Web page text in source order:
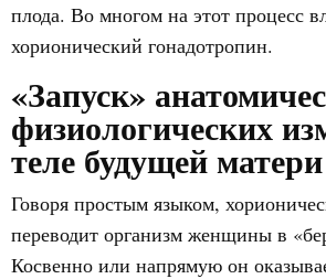
плода. Во многом на этот процесс
хорионический гонадотропин.
«Запуск»
физиологических
теле будущей матери
Говоря простым языком,
переводит организм женщины в
Косвенно или напрямую он